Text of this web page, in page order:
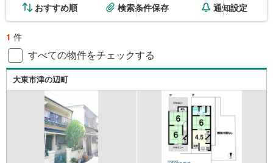
おすすめ順 検索条件保存 通知設定
1 件
すべての物件をチェックする
大東市津の辺町